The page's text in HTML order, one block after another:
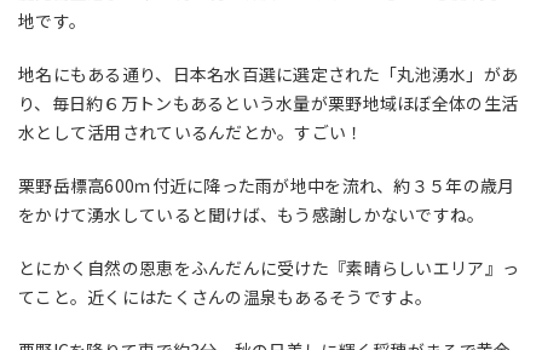
地です。
地名にもある通り、日本名水百選に選定された「丸池湧水」があ
り、毎日約６万トンもあるという水量が栗野地域ほぼ全体の生活
水として活用されているんだとか。すごい！
栗野岳標高600ｍ付近に降った雨が地中を流れ、約３５年の歳月
をかけて湧水していると聞けば、もう感謝しかないですね。
とにかく自然の恩恵をふんだんに受けた『素晴らしいエリア』っ
てこと。近くにはたくさんの温泉もあるそうですよ。